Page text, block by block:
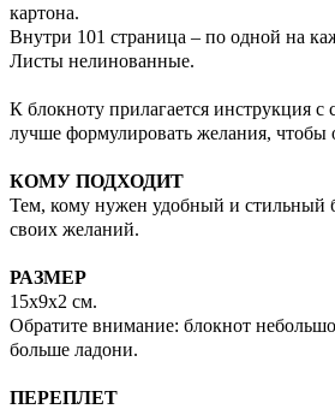
картона.
Внутри 101 страница – по одной на
Листы нелинованные.
К блокноту прилагается инструкция с
лучше формулировать желания, чтобы
КОМУ ПОДХОДИТ
Тем, кому нужен удобный и стильный
своих желаний.
РАЗМЕР
15х9х2 см.
Обратите внимание: блокнот
больше ладони.
ПЕРЕПЛЕТ